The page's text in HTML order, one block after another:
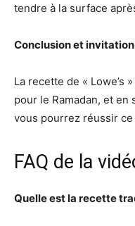
tendre à la surface
Conclusion et
La recette de « Lowe’s
pour le Ramadan, et
vous pourrez réussir
FAQ de la
Quelle est la recette